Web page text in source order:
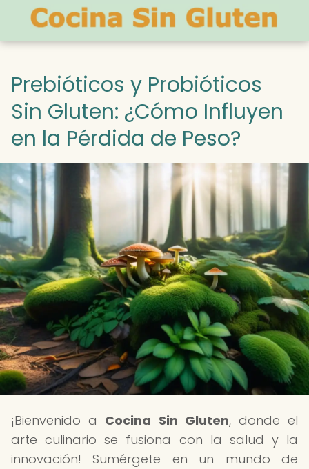
Prebióticos y Probióticos
Sin Gluten: ¿Cómo Influyen
en la Pérdida de Peso?
¡Bienvenido a Cocina Sin Gluten, donde el
arte culinario se fusiona con la salud y la
innovación! Sumérgete en un mundo de